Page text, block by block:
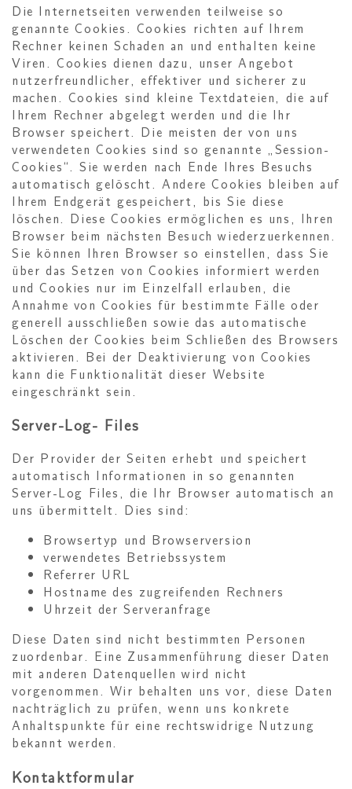
Die Internetseiten verwenden teilweise so
genannte Cookies. Cookies richten auf Ihrem
Rechner keinen Schaden an und enthalten keine
Viren. Cookies dienen dazu, unser Angebot
nutzerfreundlicher, effektiver und sicherer zu
machen. Cookies sind kleine Textdateien, die auf
Ihrem Rechner abgelegt werden und die Ihr
Browser speichert. Die meisten der von uns
verwendeten Cookies sind so genannte „Session-
Cookies“. Sie werden nach Ende Ihres Besuchs
automatisch gelöscht. Andere Cookies bleiben auf
Ihrem Endgerät gespeichert, bis Sie diese
löschen. Diese Cookies ermöglichen es uns, Ihren
Browser beim nächsten Besuch wiederzuerkennen.
Sie können Ihren Browser so einstellen, dass Sie
über das Setzen von Cookies informiert werden
und Cookies nur im Einzelfall erlauben, die
Annahme von Cookies für bestimmte Fälle oder
generell ausschließen sowie das automatische
Löschen der Cookies beim Schließen des Browsers
aktivieren. Bei der Deaktivierung von Cookies
kann die Funktionalität dieser Website
eingeschränkt sein.
Server-Log- Files
Der Provider der Seiten erhebt und speichert
automatisch Informationen in so genannten
Server-Log Files, die Ihr Browser automatisch an
uns übermittelt. Dies sind:
Browsertyp und Browserversion
verwendetes Betriebssystem
Referrer URL
Hostname des zugreifenden Rechners
Uhrzeit der Serveranfrage
Diese Daten sind nicht bestimmten Personen
zuordenbar. Eine Zusammenführung dieser Daten
mit anderen Datenquellen wird nicht
vorgenommen. Wir behalten uns vor, diese Daten
nachträglich zu prüfen, wenn uns konkrete
Anhaltspunkte für eine rechtswidrige Nutzung
bekannt werden.
Kontaktformular